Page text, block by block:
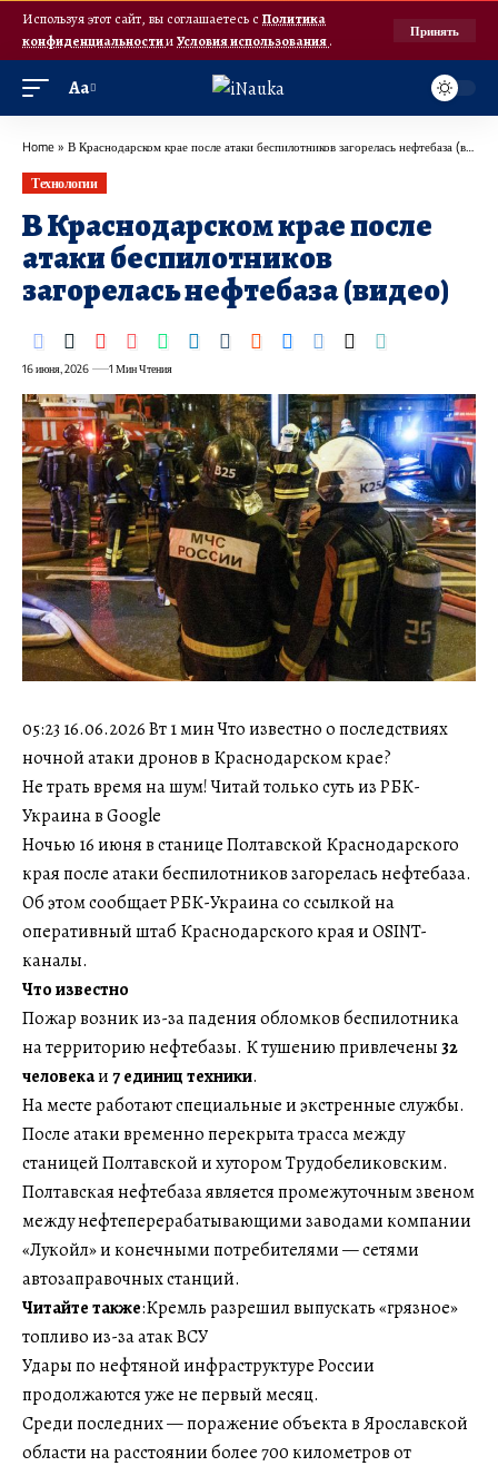
Используя этот сайт, вы соглашаетесь с Политика
конфиденциальностииУсловия использования.
Принять
Аа
Home » В Краснодарском крае после атаки беспилотников загорелась нефтебаза (видео)
Технологии
В Краснодарском крае после
атаки беспилотников
загорелась нефтебаза (видео)
16 июня, 2026 1 Мин Чтения
05:23 16.06.2026 Вт 1 мин Что известно о последствиях
ночной атаки дронов в Краснодарском крае?
Не трать время на шум! Читай только суть из РБК-
Украина в Google
Ночью 16 июня в станице Полтавской Краснодарского
края после атаки беспилотников загорелась нефтебаза.
Об этом сообщает РБК-Украина со ссылкой на
оперативный штаб Краснодарского края и OSINT-
каналы.
Что известно
Пожар возник из-за падения обломков беспилотника
на территорию нефтебазы. К тушению привлечены32
человекаи7 единиц техники.
На месте работают специальные и экстренные службы.
После атаки временно перекрыта трасса между
станицей Полтавской и хутором Трудобеликовским.
Полтавская нефтебаза является промежуточным звеном
между нефтеперерабатывающими заводами компании
«Лукойл» и конечными потребителями — сетями
автозаправочных станций.
Читайте также:Кремль разрешил выпускать «грязное»
топливо из-за атак ВСУ
Удары по нефтяной инфраструктуре России
продолжаются уже не первый месяц.
Среди последних — поражение объекта в Ярославской
области на расстоянии более 700 километров от